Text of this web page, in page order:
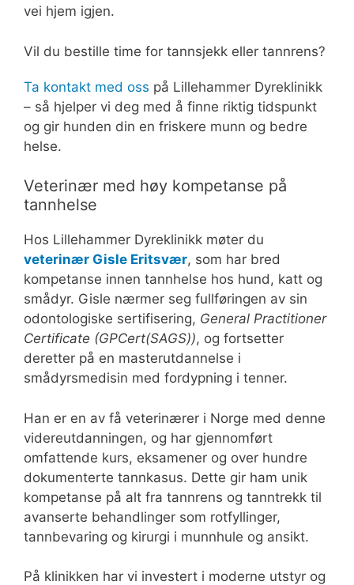
vei hjem igjen.
Vil du bestille time for tannsjekk eller tannrens?
Ta kontakt med oss på Lillehammer Dyreklinikk
– så hjelper vi deg med å finne riktig tidspunkt
og gir hunden din en friskere munn og bedre
helse.
Veterinær med høy kompetanse på
tannhelse
Hos Lillehammer Dyreklinikk møter du
veterinær Gisle Eritsvær, som har bred
kompetanse innen tannhelse hos hund, katt og
smådyr. Gisle nærmer seg fullføringen av sin
odontologiske sertifisering, General Practitioner
Certificate (GPCert(SAGS)), og fortsetter
deretter på en masterutdannelse i
smådyrsmedisin med fordypning i tenner.
Han er en av få veterinærer i Norge med denne
videreutdanningen, og har gjennomført
omfattende kurs, eksamener og over hundre
dokumenterte tannkasus. Dette gir ham unik
kompetanse på alt fra tannrens og tanntrekk til
avanserte behandlinger som rotfyllinger,
tannbevaring og kirurgi i munnhule og ansikt.
På klinikken har vi investert i moderne utstyr og